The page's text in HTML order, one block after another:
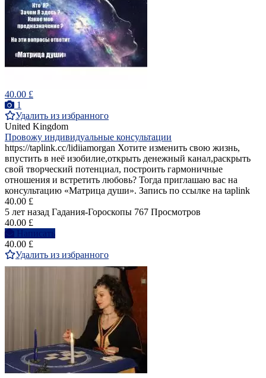
40.00 £
1
Удалить из избранного
United Kingdom
Провожу индивидуальные консультации
https://taplink.cc/lidiiamorgan Хотите изменить свою жизнь,
впустить в неё изобилие,открыть денежный канал,раскрыть
свой творческий потенциал, построить гармоничные
отношения и встретить любовь? Тогда приглашаю вас на
консультацию «Матрица души». Запись по ссылке на taplink
40.00 £
5 лет назад Гадания-Гороскопы 767 Просмотров
40.00 £
Написать
40.00 £
Удалить из избранного